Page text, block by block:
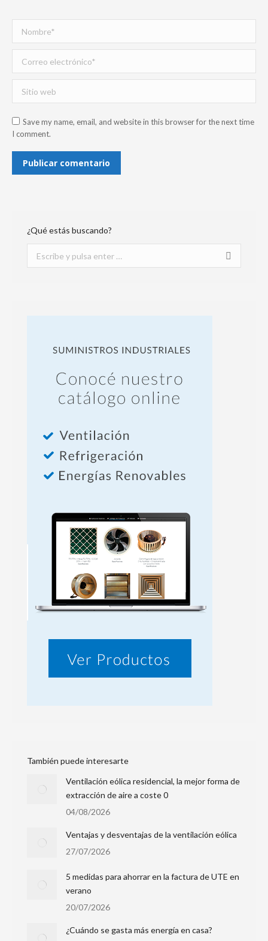
Save my name, email, and website in this browser for the next time
I comment.
Publicar comentario
¿Qué estás buscando?
También puede interesarte
Ventilación eólica residencial, la mejor forma de
extracción de aire a coste 0
04/08/2026
Ventajas y desventajas de la ventilación eólica
27/07/2026
5 medidas para ahorrar en la factura de UTE en
verano
20/07/2026
¿Cuándo se gasta más energía en casa?